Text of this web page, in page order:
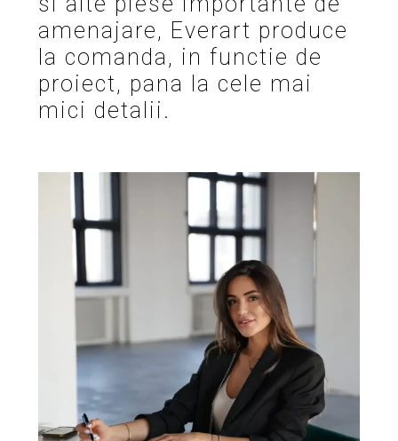
amenajare, Everart produce
la comanda, in functie de
proiect, pana la cele mai
mici detalii.